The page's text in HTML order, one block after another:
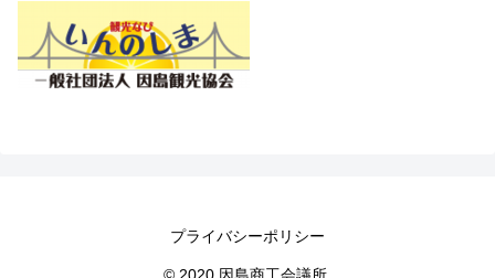
プライバシーポリシー